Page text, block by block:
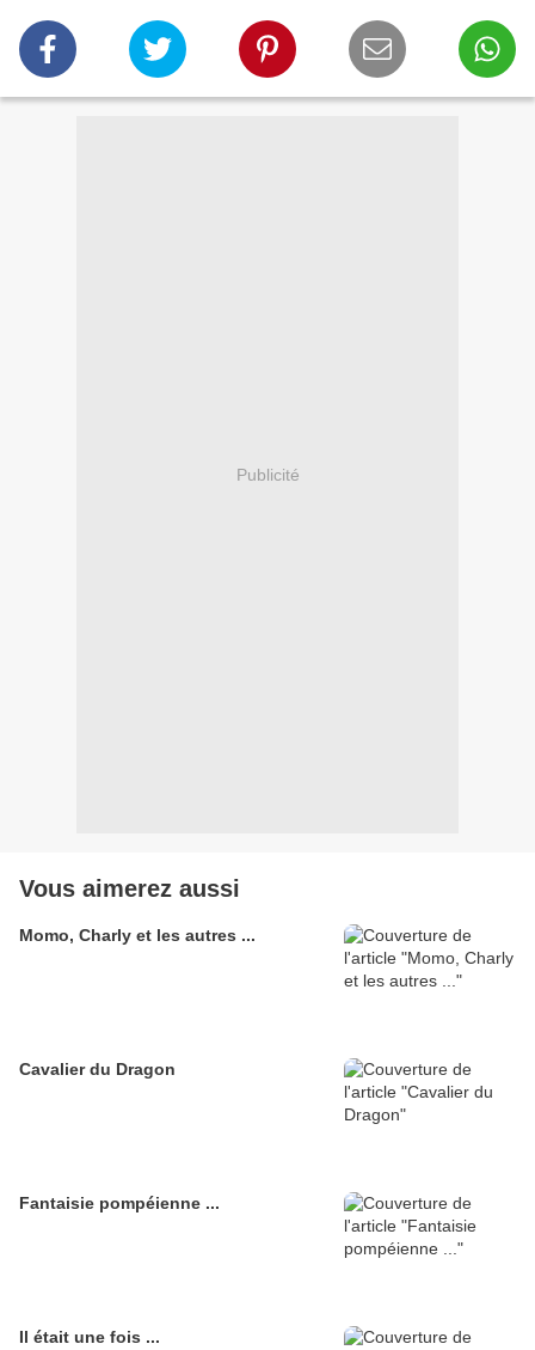
Publicité
Vous aimerez aussi
Momo, Charly et les autres ...
Cavalier du Dragon
Fantaisie pompéienne ...
Il était une fois ...